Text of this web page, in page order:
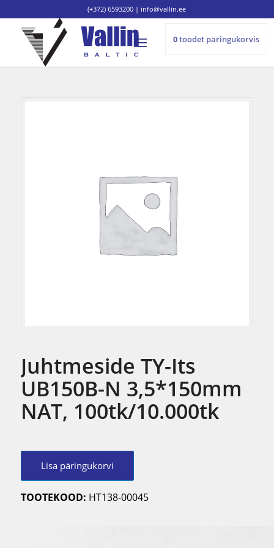
(+372) 6593200 | info@vallin.ee
0toodet päringukorvis
Juhtmeside TY-Its
UB150B-N 3,5*150mm
NAT, 100tk/10.000tk
Lisa päringukorvi
TOOTEKOOD: HT138-00045